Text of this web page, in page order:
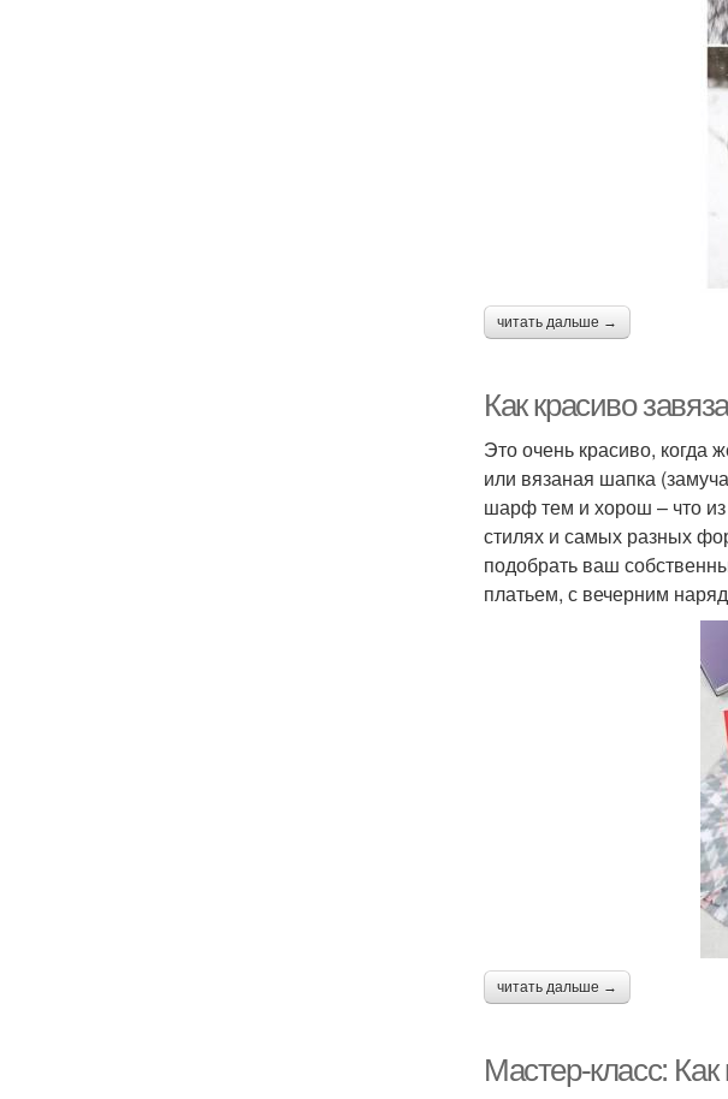
читать дальше →
Как красиво
Это очень красиво, когда
или вязаная шапка
шарф тем и хорош – что
стилях и самых разных
подобрать ваш
платьем, с вечерним
читать дальше →
Мастер-класс: